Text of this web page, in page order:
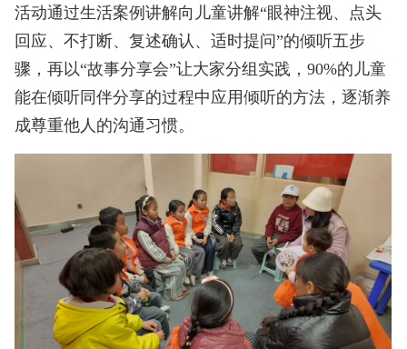
活动通过生活案例讲解向儿童讲解“眼神注视、点头
回应、不打断、复述确认、适时提问”的倾听五步
骤，再以“故事分享会”让大家分组实践，90%的儿童
能在倾听同伴分享的过程中应用倾听的方法，逐渐养
成尊重他人的沟通习惯。